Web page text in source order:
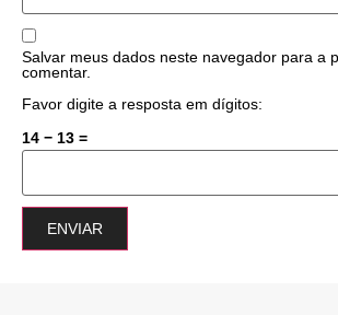
Salvar meus dados neste navegador para a
comentar.
Favor digite a resposta em dígitos:
14 − 13 =